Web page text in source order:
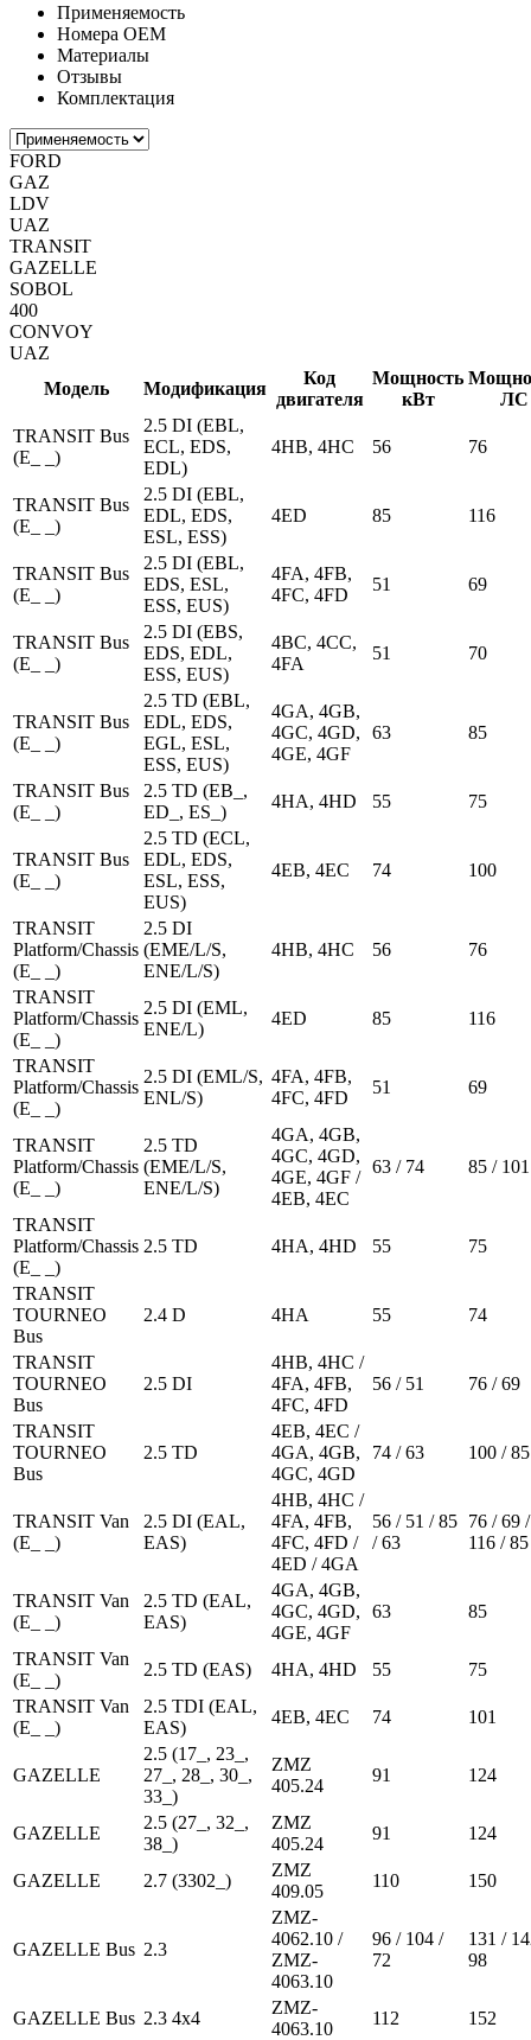
Применяемость
Номера ОЕМ
Материалы
Отзывы
Комплектация
FORD
GAZ
LDV
UAZ
TRANSIT
GAZELLE
SOBOL
400
CONVOY
UAZ
Модель
Модификация
Код
двигателя
Мощность
кВт
ЛС
TRANSIT Bus
(E_ _)
2.5 DI (EBL,
ECL, EDS,
EDL)
4HB, 4HC 56 76
TRANSIT Bus
(E_ _)
2.5 DI (EBL,
EDL, EDS,
ESL, ESS)
4ED 85 116
TRANSIT Bus
(E_ _)
2.5 DI (EBL,
EDS, ESL,
ESS, EUS)
4FA, 4FB,
4FC, 4FD
51 69
TRANSIT Bus
(E_ _)
2.5 DI (EBS,
EDS, EDL,
ESS, EUS)
4BC, 4CC,
4FA
51 70
TRANSIT Bus
(E_ _)
2.5 TD (EBL,
EDL, EDS,
EGL, ESL,
ESS, EUS)
4GA, 4GB,
4GC, 4GD,
4GE, 4GF
63 85
TRANSIT Bus
(E_ _)
2.5 TD (EB_,
ED_, ES_)
4HA, 4HD 55 75
TRANSIT Bus
(E_ _)
2.5 TD (ECL,
EDL, EDS,
ESL, ESS,
EUS)
4EB, 4EC 74 100
TRANSIT
Platform/Chassis
(E_ _)
2.5 DI
(EME/L/S,
ENE/L/S)
4HB, 4HC 56 76
TRANSIT
Platform/Chassis
(E_ _)
2.5 DI (EML,
ENE/L)
4ED 85 116
TRANSIT
Platform/Chassis
(E_ _)
2.5 DI (EML/S,
ENL/S)
4FA, 4FB,
4FC, 4FD
51 69
TRANSIT
Platform/Chassis
(E_ _)
2.5 TD
(EME/L/S,
ENE/L/S)
4GA, 4GB,
4GC, 4GD,
4GE, 4GF /
4EB, 4EC
63 / 74 85 / 101
TRANSIT
Platform/Chassis
(E_ _)
2.5 TD 4HA, 4HD 55 75
TRANSIT
TOURNEO
Bus
2.4 D 4HA 55 74
TRANSIT
TOURNEO
Bus
2.5 DI
4HB, 4HC /
4FA, 4FB,
4FC, 4FD
56 / 51 76 / 69
TRANSIT
TOURNEO
Bus
2.5 TD
4EB, 4EC /
4GA, 4GB,
4GC, 4GD
74 / 63 100 / 85
TRANSIT Van
(E_ _)
2.5 DI (EAL,
EAS)
4HB, 4HC /
4FA, 4FB,
4FC, 4FD /
4ED / 4GA
56 / 51 / 85
/ 63
76 / 69 /
116 / 85
TRANSIT Van
(E_ _)
2.5 TD (EAL,
EAS)
4GA, 4GB,
4GC, 4GD,
4GE, 4GF
63 85
TRANSIT Van
(E_ _)
2.5 TD (EAS) 4HA, 4HD 55
75
TRANSIT Van
(E_ _)
2.5 TDI (EAL,
EAS)
4EB, 4EC 74 101
GAZELLE
2.5 (17_, 23_,
27_, 28_, 30_,
33_)
ZMZ
405.24
91 124
GAZELLE
2.5 (27_, 32_,
38_)
ZMZ
405.24
91 124
GAZELLE 2.7 (3302_)
ZMZ
409.05
110 150
GAZELLE Bus 2.3
ZMZ-
4062.10 /
ZMZ-
4063.10
96 / 104 /
72
131 /
98
GAZELLE Bus 2.3 4x4
ZMZ-
4063.10
112 152